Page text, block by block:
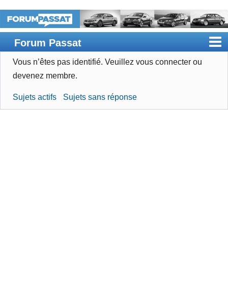
Forum Passat
Accueil
Devenir membre
Vous n’êtes pas identifié. Veuillez vous connecter ou
devenez membre.
Sujets actifs Sujets sans réponse